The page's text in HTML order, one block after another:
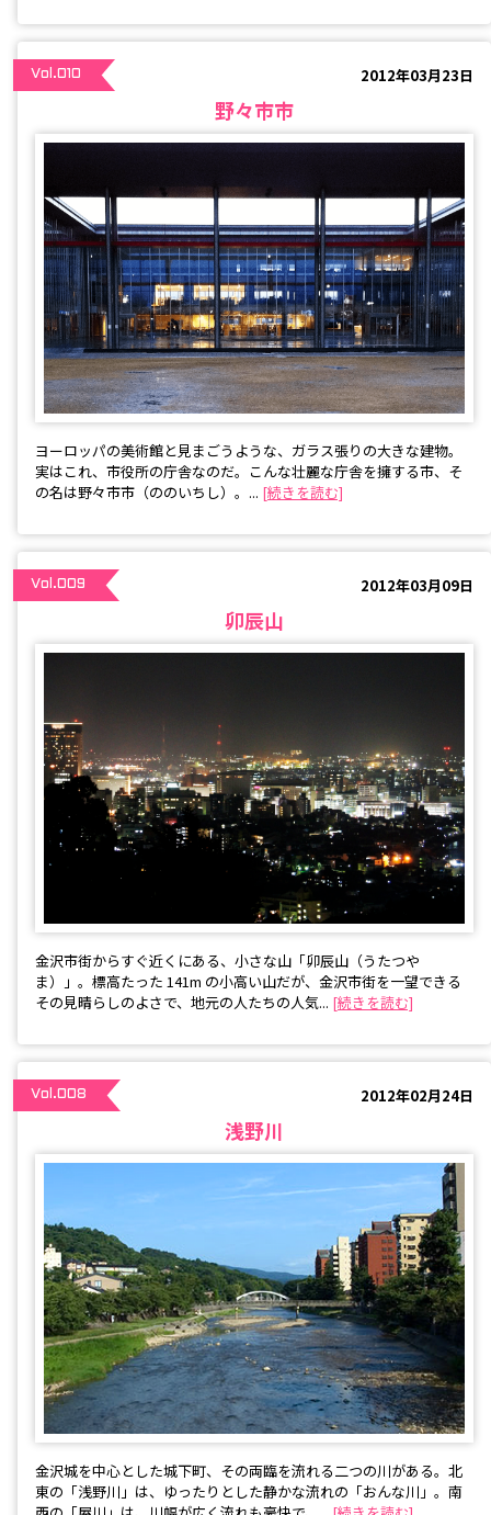
Vol.010 2012年03月23日
野々市市
ヨーロッパの美術館と見まごうような、ガラス張りの大きな建物。
実はこれ、市役所の庁舎なのだ。こんな壮麗な庁舎を擁する市、そ
の名は野々市市（ののいちし）。... [続きを読む]
Vol.009 2012年03月09日
卯辰山
金沢市街からすぐ近くにある、小さな山「卯辰山（うたつや
ま）」。標高たった 141m の小高い山だが、金沢市街を一望できる
その見晴らしのよさで、地元の人たちの人気... [続きを読む]
Vol.008 2012年02月24日
浅野川
金沢城を中心とした城下町、その両臨を流れる二つの川がある。北
東の「浅野川」は、ゆったりとした静かな流れの「おんな川」。南